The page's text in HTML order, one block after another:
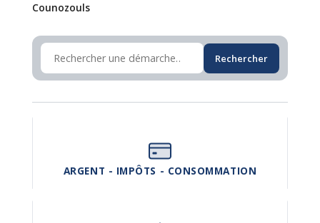
Counozouls
Rechercher
ARGENT - IMPÔTS - CONSOMMATION